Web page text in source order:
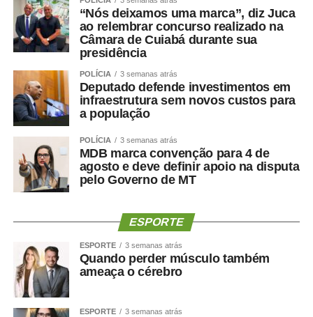
detalhado. Agora tudo está sendo explicado passo a
passo, com exemplos práticos. Isso ajuda muito no
aprendizado e também na padronização do trabalho
Para a contadora recém-credenciada, Raquel Cristiane
de Oliveira, o curso está sendo o primeiro contato com os
sistemas e procedimentos utilizados pelo Poder
Judiciário.
“É a primeira vez que atuo como contadora credenciada e
ainda não havia tido acesso ao sistema. Ele está sendo
mais profissional e nos dá condições de aprender antes
de iniciar as atividades. O que proporciona mais
segurança para o exercício da atividade”, pontua.
Fonte:Tribunal de Justiça de MT – MT
“Nós deixamos uma marca”, diz Juca
ao relembrar concurso realizado na
Câmara de Cuiabá durante sua
presidência
POLÍCIA 3 semanas atrás
Deputado defende investimentos em
infraestrutura sem novos custos para
a população
POLÍCIA 3 semanas atrás
MDB marca convenção para 4 de
agosto e deve definir apoio na disputa
pelo Governo de MT
ESPORTE
ESPORTE 3 semanas atrás
Quando perder músculo também
ameaça o cérebro
ESPORTE 3 semanas atrás